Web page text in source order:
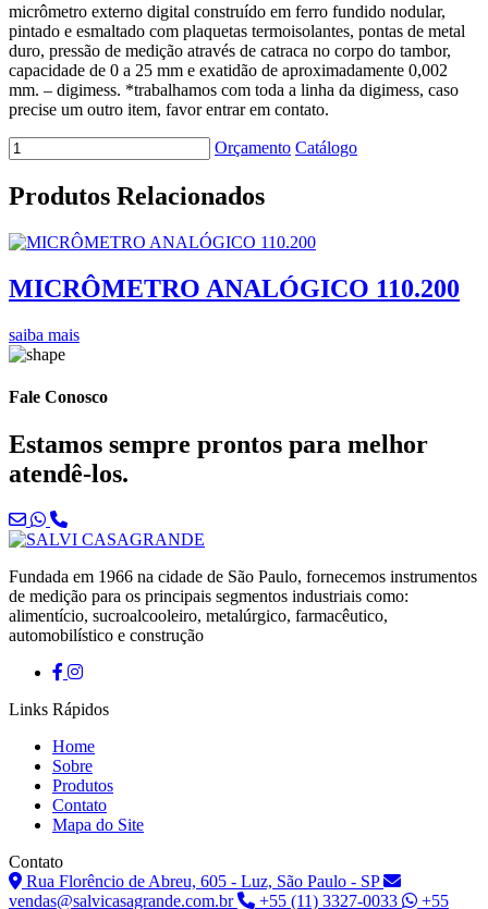
micrômetro externo digital construído em ferro fundido nodular,
pintado e esmaltado com plaquetas termoisolantes, pontas de metal
duro, pressão de medição através de catraca no corpo do tambor,
capacidade de 0 a 25 mm e exatidão de aproximadamente 0,002
mm. – digimess. *trabalhamos com toda a linha da digimess, caso
precise um outro item, favor entrar em contato.
Orçamento Catálogo
Produtos Relacionados
MICRÔMETRO ANALÓGICO 110.200
saiba mais
Fale Conosco
Estamos sempre prontos para melhor
atendê-los.
Fundada em 1966 na cidade de São Paulo, fornecemos instrumentos
de medição para os principais segmentos industriais como:
alimentício, sucroalcooleiro, metalúrgico, farmacêutico,
automobilístico e construção
Links Rápidos
Home
Sobre
Produtos
Contato
Mapa do Site
Contato
Rua Florêncio de Abreu, 605 - Luz, São Paulo - SP
vendas@salvicasagrande.com.br
+55 (11) 3327-0033 +55